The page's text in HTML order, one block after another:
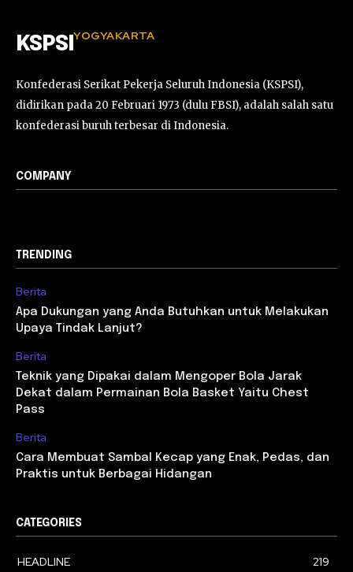
KSPSI YOGYAKARTA
Konfederasi Serikat Pekerja Seluruh Indonesia (KSPSI),
didirikan pada 20 Februari 1973 (dulu FBSI), adalah salah satu
konfederasi buruh terbesar di Indonesia.
COMPANY
TRENDING
Berita
Apa Dukungan yang Anda Butuhkan untuk Melakukan
Upaya Tindak Lanjut?
Berita
Teknik yang Dipakai dalam Mengoper Bola Jarak
Dekat dalam Permainan Bola Basket Yaitu Chest
Pass
Berita
Cara Membuat Sambal Kecap yang Enak, Pedas, dan
Praktis untuk Berbagai Hidangan
CATEGORIES
HEADLINE 219